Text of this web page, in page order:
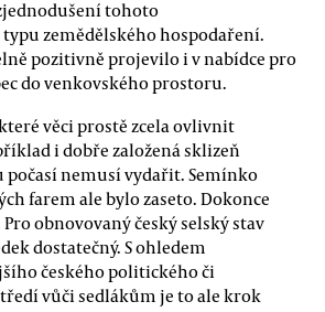
tohoto
zemědělského hospodaření.
pozitivně projevilo i v nabídce pro
do venkovského prostoru.
věci prostě zcela ovlivnit
i dobře založená sklizeň
počasí nemusí vydařit. Semínko
farem ale bylo zaseto. Dokonce
obnovovaný český selský stav
dostatečný. S ohledem
českého politického či
vůči sedlákům je to ale krok